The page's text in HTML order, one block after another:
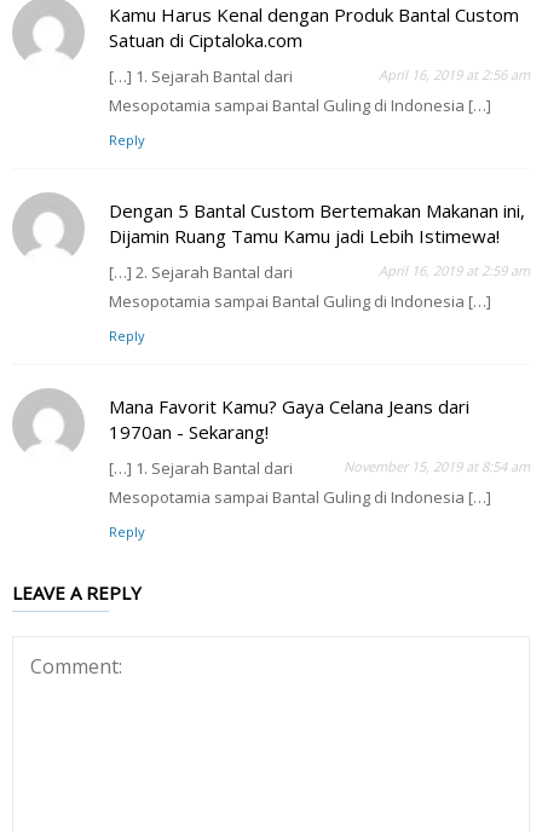
Kamu Harus Kenal dengan Produk Bantal Custom
Satuan di Ciptaloka.com
April 16, 2019 at 2:56 am
[…] 1. Sejarah Bantal dari
Mesopotamia sampai Bantal Guling di Indonesia […]
Reply
Dengan 5 Bantal Custom Bertemakan Makanan ini,
Dijamin Ruang Tamu Kamu jadi Lebih Istimewa!
April 16, 2019 at 2:59 am
[…] 2. Sejarah Bantal dari
Mesopotamia sampai Bantal Guling di Indonesia […]
Reply
Mana Favorit Kamu? Gaya Celana Jeans dari
1970an - Sekarang!
November 15, 2019 at 8:54 am
[…] 1. Sejarah Bantal dari
Mesopotamia sampai Bantal Guling di Indonesia […]
Reply
LEAVE A REPLY